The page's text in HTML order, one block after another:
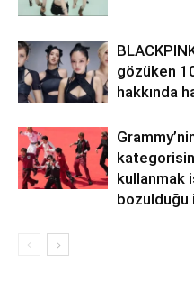
gözüken
hakkında
kullanmak
bozulduğu